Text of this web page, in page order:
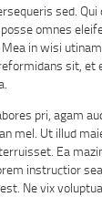
sed. Qui
omnes
in wisi
sit, et
pri, agam
mel. Ut illud
Ea
instructior
Ne vix